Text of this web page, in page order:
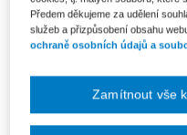
Skladem- expedice do 2
Co je Smarteca?
důvodů nemůžeme
zaslány dodatečně e-
ks
Předem děkujeme za udělení
služeb a přizpůsobení obsahu
ochraně osobních údajů a
Zamítnout vše